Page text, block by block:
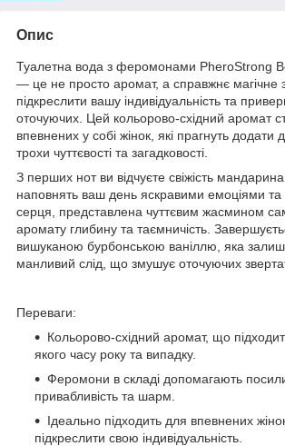
Опис
Туалетна вода з феромонами PheroStrong
— це не просто аромат, а справжнє магічне
підкреслити вашу індивідуальність та
оточуючих. Цей кольорово-східний аромат
впевнених у собі жінок, які прагнуть додати
трохи чуттєвості та загадковості.
З перших нот ви відчуєте свіжість
наповнять ваш день яскравими емоціями
серця, представлена чуттєвим жасмином
аромату глибину та таємничість.
вишуканою бурбонською ваніллю, яка
манливий слід, що змушує оточуючих
Переваги:
Кольорово-східний аромат, що
якого часу року та випадку.
Феромони в складі допомагають
привабливість та шарм.
Ідеально підходить для впевнених
підкреслити свою індивідуальність.